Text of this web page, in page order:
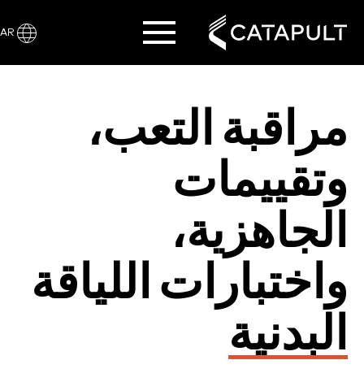
مراقبة التعب،
وتقييمات
الجاهزية،
واختبارات اللياقة
البدنية